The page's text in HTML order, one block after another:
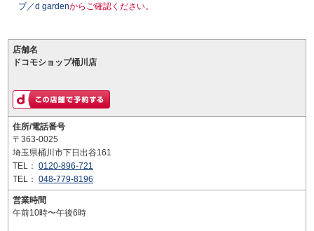
プ／d gardenからご確認ください。
店舗名
ドコモショップ桶川店
住所/電話番号
〒363-0025
埼玉県桶川市下日出谷161
TEL： 0120-896-721
TEL： 048-779-8196
営業時間
午前10時〜午後6時